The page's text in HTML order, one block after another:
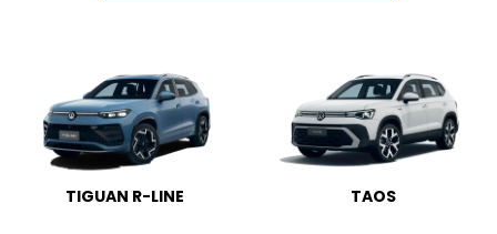
TIGUAN R-LINE TAOS